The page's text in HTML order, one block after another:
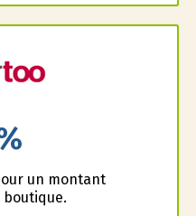
un montant
boutique.